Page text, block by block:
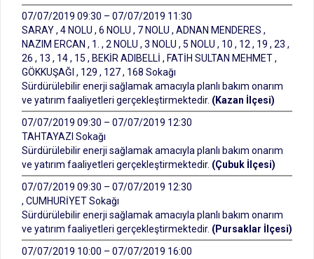
07/07/2019 09:30 – 07/07/2019 11:30
SARAY , 4 NOLU , 6 NOLU , 7 NOLU , ADNAN MENDERES ,
NAZIM ERCAN , 1. , 2 NOLU , 3 NOLU , 5 NOLU , 10 , 12 , 19 , 23 ,
26 , 13 , 14 , 15 , BEKİR ADIBELLİ , FATİH SULTAN MEHMET ,
GÖKKUŞAĞI , 129 , 127 , 168 Sokağı
Sürdürülebilir enerji sağlamak amacıyla planlı bakım onarım
ve yatırım faaliyetleri gerçekleştirmektedir. (Kazan İlçesi)
07/07/2019 09:30 – 07/07/2019 12:30
TAHTAYAZI Sokağı
Sürdürülebilir enerji sağlamak amacıyla planlı bakım onarım
ve yatırım faaliyetleri gerçekleştirmektedir. (Çubuk İlçesi)
07/07/2019 09:30 – 07/07/2019 12:30
, CUMHURİYET Sokağı
Sürdürülebilir enerji sağlamak amacıyla planlı bakım onarım
ve yatırım faaliyetleri gerçekleştirmektedir. (Pursaklar İlçesi)
07/07/2019 10:00 – 07/07/2019 16:00